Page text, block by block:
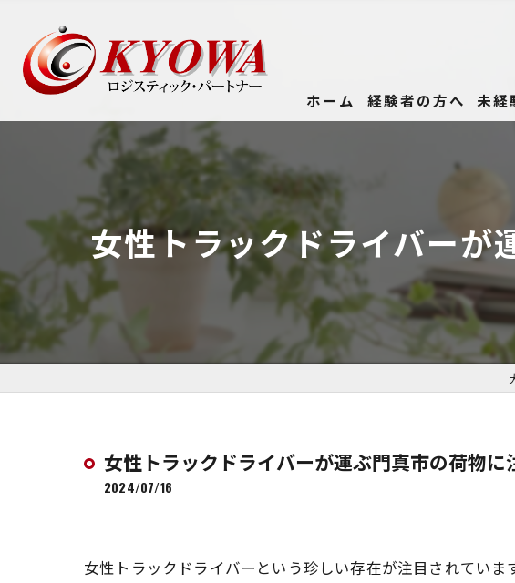
ホーム 経験者の方へ 未経
女性トラックドライバーが
女性トラックドライバーが運ぶ門真市の荷物
2024/07/16
女性トラックドライバーという珍しい存在が注目されてい